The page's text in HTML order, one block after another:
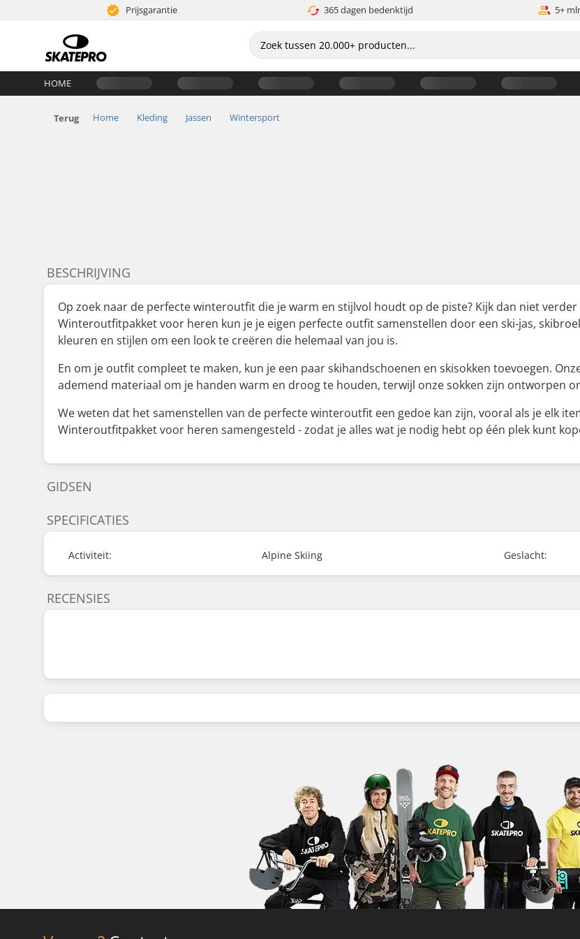
Prijsgarantie 365 dagen bedenktijd 5+
HOME
Terug Home Kleding Jassen Wintersport
BESCHRIJVING
Op zoek naar de perfecte winteroutfit die je warm en stijlvol houdt op de piste? Kijk dan niet
Winteroutfitpakket voor heren kun je je eigen perfecte outfit samenstellen door een ski-jas,
kleuren en stijlen om een look te creëren die helemaal van jou is.
En om je outfit compleet te maken, kun je een paar skihandschoenen en skisokken toevoegen.
ademend materiaal om je handen warm en droog te houden, terwijl onze sokken zijn ontworpen
We weten dat het samenstellen van de perfecte winteroutfit een gedoe kan zijn, vooral als je elk
Winteroutfitpakket voor heren samengesteld - zodat je alles wat je nodig hebt op één plek kunt
GIDSEN
SPECIFICATIES
Activiteit: Alpine Skiing Geslacht:
RECENSIES